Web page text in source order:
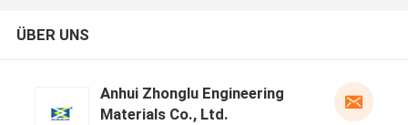
ÜBER UNS
Anhui Zhonglu Engineering
Materials Co., Ltd.